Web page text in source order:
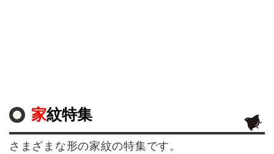
家紋特集
さまざまな形の家紋の特集です。